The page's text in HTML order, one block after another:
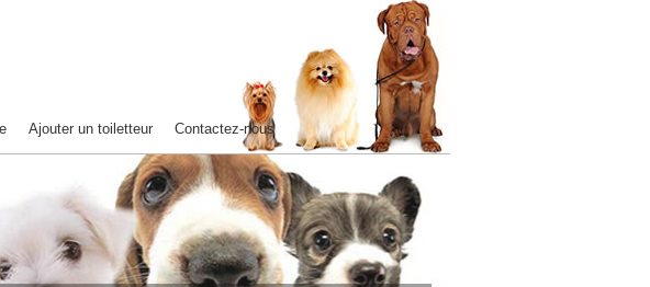
Ajouter un toiletteur Contactez-nous